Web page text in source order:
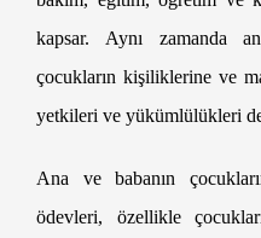
kapsar. Aynı zamanda
çocukların kişiliklerine ve
yetkileri ve yükümlülükleri
Ana ve babanın
ödevleri, özellikle